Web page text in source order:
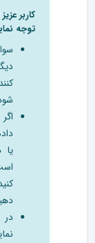
کاربر
توجه